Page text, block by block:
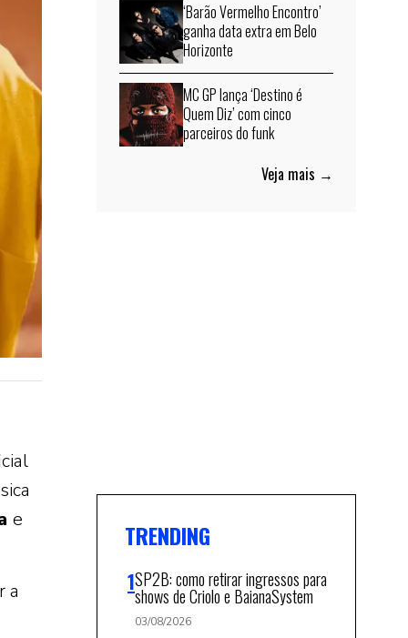
e
a
‘Barão Vermelho Encontro’
ganha data extra em Belo
Horizonte
MC GP lança ‘Destino é
Quem Diz’ com cinco
parceiros do funk
Veja mais →
TRENDING
SP2B: como retirar ingressos para
shows de Criolo e BaianaSystem
03/08/2026